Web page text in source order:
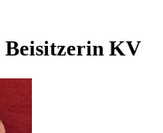
Beisitzerin KV